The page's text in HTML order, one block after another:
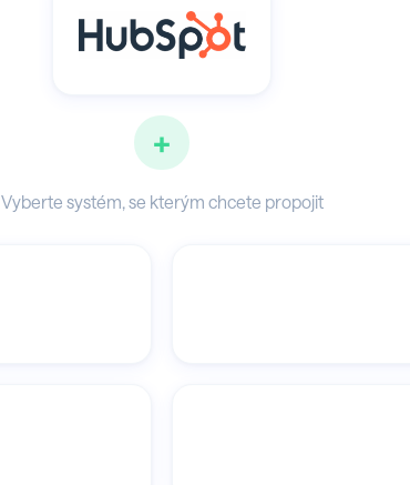
+
Vyberte systém, se kterým chcete propojit